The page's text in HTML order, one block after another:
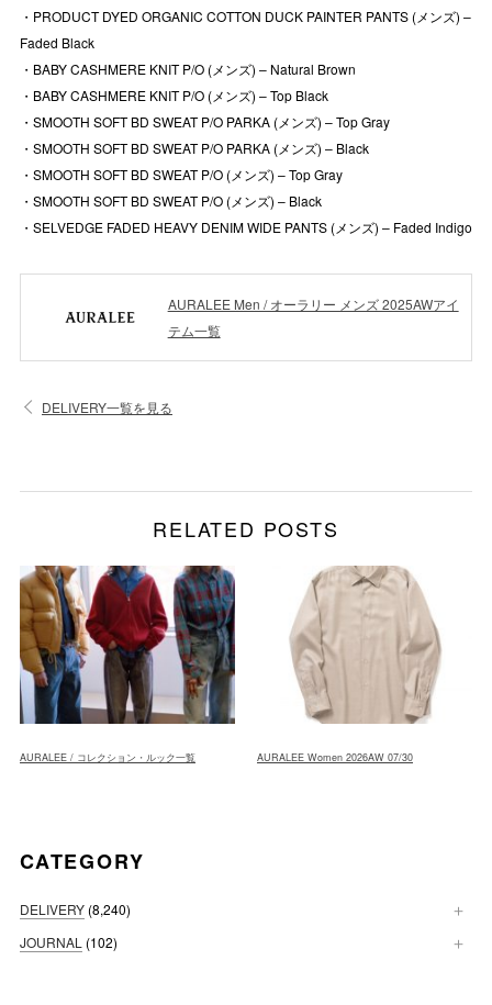
・PRODUCT DYED ORGANIC COTTON DUCK PAINTER PANTS (メンズ) –
Faded Black
・BABY CASHMERE KNIT P/O (メンズ) – Natural Brown
・BABY CASHMERE KNIT P/O (メンズ) – Top Black
・SMOOTH SOFT BD SWEAT P/O PARKA (メンズ) – Top Gray
・SMOOTH SOFT BD SWEAT P/O PARKA (メンズ) – Black
・SMOOTH SOFT BD SWEAT P/O (メンズ) – Top Gray
・SMOOTH SOFT BD SWEAT P/O (メンズ) – Black
・SELVEDGE FADED HEAVY DENIM WIDE PANTS (メンズ) – Faded Indigo
AURALEE Men / オーラリー メンズ 2025AWアイ
テム一覧
DELIVERY一覧を見る
RELATED POSTS
AURALEE / コレクション・ルック一覧 AURALEE Women 2026AW 07/30
CATEGORY
DELIVERY (8,240)
JOURNAL (102)